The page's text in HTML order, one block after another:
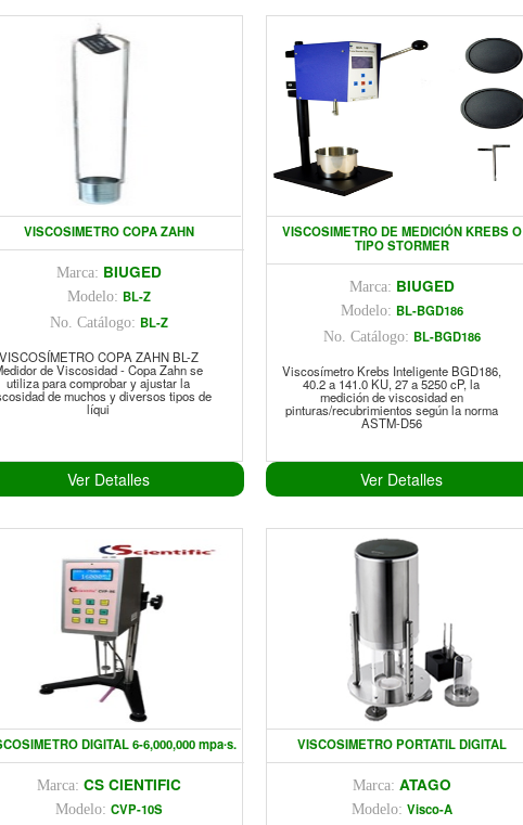
VISCOSIMETRO COPA ZAHN
Marca: BIUGED
Modelo: BL-Z
No. Catálogo: BL-Z
VISCOSÍMETRO COPA ZAHN BL-Z
de Viscosidad - Copa Zahn se
utiliza para comprobar y ajustar la
de muchos y diversos tipos de
líqui
Ver Detalles
VISCOSIMETRO DE MEDICIÓN KREBS O
TIPO STORMER
Marca: BIUGED
Modelo: BL-BGD186
No. Catálogo: BL-BGD186
Viscosímetro Krebs Inteligente BGD186,
40.2 a 141.0 KU, 27 a 5250 cP, la
medición de viscosidad en
pinturas/recubrimientos según la norma
ASTM-D56
Ver Detalles
DIGITAL 6-6,000,000 mpa∙s.
Marca:CS CIENTIFIC
Modelo:CVP-10S
VISCOSIMETRO PORTATIL DIGITAL
Marca:ATAGO
Modelo:Visco-A